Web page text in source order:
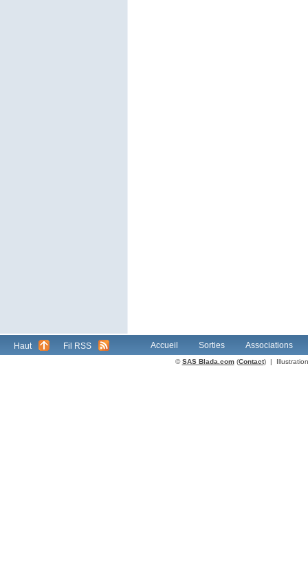
Haut Fil RSS Accueil Sorties Associations
©SAS Blada.com(Contact) |